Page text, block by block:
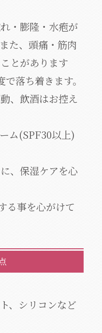
・膨隆・水疱が
た、頭痛・筋肉
とがあります
落ち着きます。
、飲酒はお控え
ム(SPF30以上)
、保湿ケアを心
る事を心がけて
、シリコンなど